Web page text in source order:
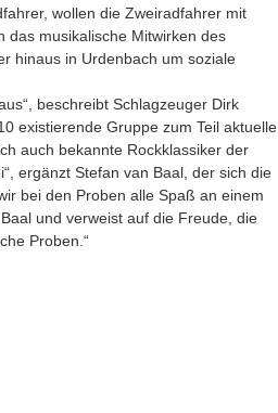
wollen die Zweiradfahrer mit
das musikalische Mitwirken des
hinaus in Urdenbach um soziale
beschreibt Schlagzeuger Dirk
existierende Gruppe zum Teil aktuelle
auch bekannte Rockklassiker der
ergänzt Stefan van Baal, der sich die
bei den Proben alle Spaß an einem
und verweist auf die Freude, die
Proben.“